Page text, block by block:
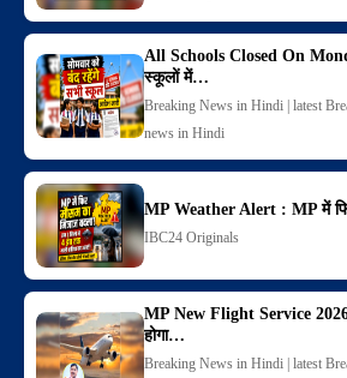
All Schools Closed On
स्कूलों में…
Breaking News in Hindi | latest
news in Hindi
MP Weather Alert : MP में
IBC24 Originals
MP New Flight Service
होगा…
Breaking News in Hindi | latest